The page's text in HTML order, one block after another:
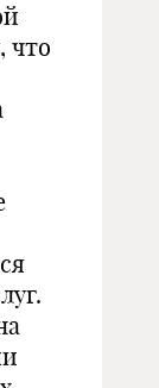
что